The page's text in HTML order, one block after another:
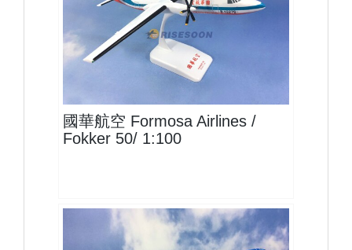
FOS10FK50P02 $1400
國華航空 Formosa Airlines /
Fokker 50/ 1:100